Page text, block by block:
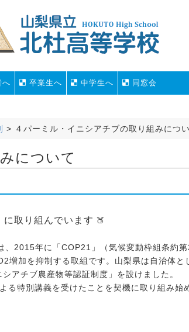
へ 卒業生へ 中学生へ 同窓会
> ４パーミル・イニシアチブの取り組みにつ
について
取り組んでいます 🍑
2015年に「COP21」（気候変動枠組条約第
増加を抑制する取組です。山梨県は自治体と
アチブ農産物等認証制度」を設けました。
特別講義を受けたことを契機に取り組み始